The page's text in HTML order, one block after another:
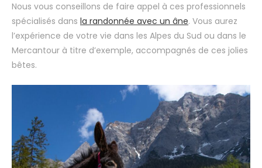
Nous vous conseillons de faire appel à ces professionnels
spécialisés dans la randonnée avec un âne. Vous aurez
l’expérience de votre vie dans les Alpes du Sud ou dans le
Mercantour à titre d’exemple, accompagnés de ces jolies
bêtes.